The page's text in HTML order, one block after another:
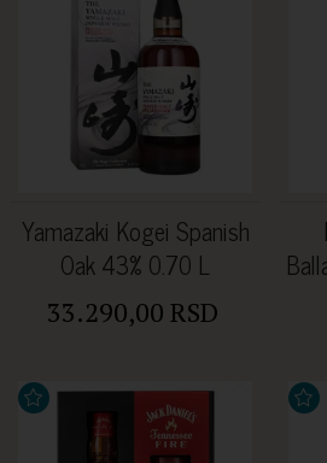
Yamazaki Kogei Spanish
Oak 43% 0.70 L
33.290,00 RSD